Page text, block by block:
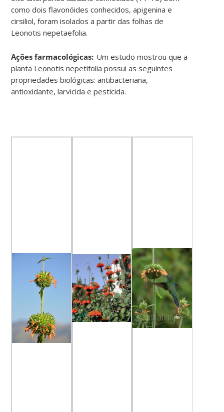
como dois flavonóides conhecidos, apigenina e
cirsiliol, foram isolados a partir das folhas de
Leonotis nepetaefolia.
Ações farmacológicas: Um estudo mostrou que a
planta Leonotis nepetifolia possui as seguintes
propriedades biológicas: antibacteriana,
antioxidante, larvicida e pesticida.